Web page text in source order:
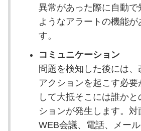
異常があった際に自動で
ようなアラートの機能
す。
コミュニケーション
問題を検知した後には
アクションを起こす必要
して大抵そこには誰か
ションが発生します。対
WEB会議、電話、メー